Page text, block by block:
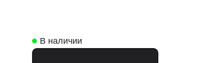
В наличии